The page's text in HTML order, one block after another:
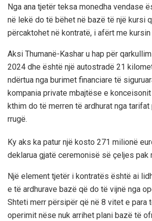
Nga ana tjetër teksa monedha vendase
në lekë do të bëhet në bazë të një kursi
përcaktohet në kontratë, i afërt me kursin
Aksi Thumanë-Kashar u hap për
2024 dhe është një autostradë 21
ndërtua nga burimet financiare të
kompania private mbajtëse e
kthim do të merren të ardhurat nga tarifat
rrugë.
Ky aks ka patur një kosto 271 milionë
deklarua gjatë ceremonisë së çeljes pak
Një element tjetër i kontratës është ai
e të ardhurave bazë që do të vijnë nga
Shteti merr përsipër që në 8 vitet e para
operimit nëse nuk arrihet plani bazë të